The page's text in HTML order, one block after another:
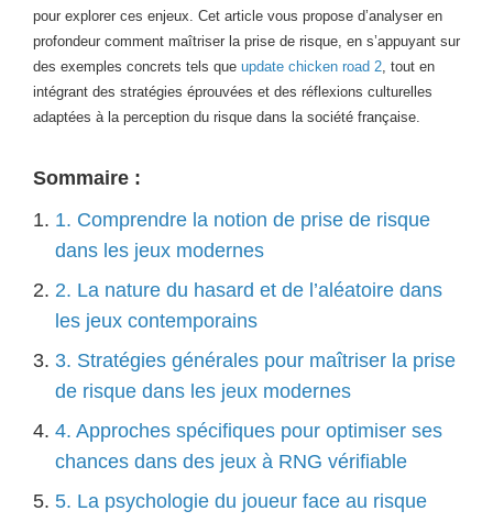
pour explorer ces enjeux. Cet article vous propose d’analyser en
profondeur comment maîtriser la prise de risque, en s’appuyant sur
des exemples concrets tels que update chicken road 2, tout en
intégrant des stratégies éprouvées et des réflexions culturelles
adaptées à la perception du risque dans la société française.
Sommaire :
1. Comprendre la notion de prise de risque
dans les jeux modernes
2. La nature du hasard et de l’aléatoire dans
les jeux contemporains
3. Stratégies générales pour maîtriser la prise
de risque dans les jeux modernes
4. Approches spécifiques pour optimiser ses
chances dans des jeux à RNG vérifiable
5. La psychologie du joueur face au risque